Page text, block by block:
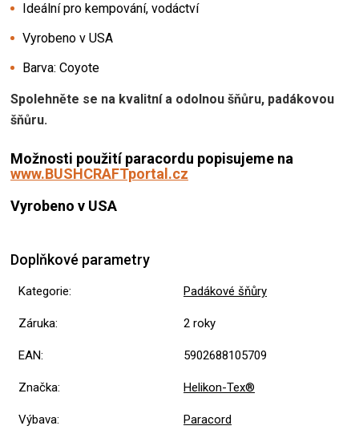
Ideální pro kempování, vodáctví
Vyrobeno v USA
Barva: Coyote
Spolehněte se na kvalitní a odolnou šňůru, padákovou
šňůru.
Možnosti použití paracordu popisujeme na
www.BUSHCRAFTportal.cz
Vyrobeno v USA
Doplňkové parametry
Kategorie: Padákové šňůry
Záruka: 2 roky
EAN: 5902688105709
Značka: Helikon-Tex®
Výbava: Paracord